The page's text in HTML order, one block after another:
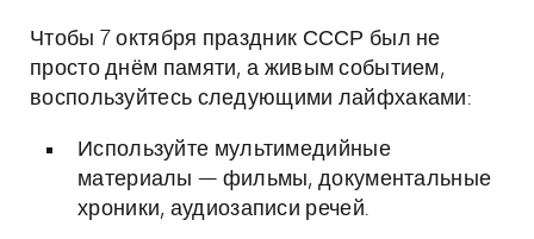
Чтобы 7 октября праздник СССР был не
просто днём памяти, а живым событием,
воспользуйтесь следующими лайфхаками:
Используйте мультимедийные
материалы — фильмы, документальные
хроники, аудиозаписи речей.